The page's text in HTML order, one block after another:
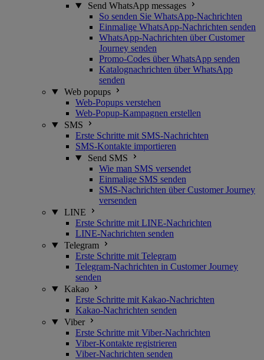
Send WhatsApp messages
So senden Sie WhatsApp-Nachrichten
Einmalige WhatsApp-Nachrichten senden
WhatsApp-Nachrichten über Customer
Journey senden
Promo-Codes über WhatsApp senden
Katalognachrichten über WhatsApp
senden
Web popups
Web-Popups verstehen
Web-Popup-Kampagnen erstellen
SMS
Erste Schritte mit SMS-Nachrichten
SMS-Kontakte importieren
Send SMS
Wie man SMS versendet
Einmalige SMS senden
SMS-Nachrichten über Customer Journey
versenden
LINE
Erste Schritte mit LINE-Nachrichten
LINE-Nachrichten senden
Telegram
Erste Schritte mit Telegram
Telegram-Nachrichten in Customer Journey
senden
Kakao
Erste Schritte mit Kakao-Nachrichten
Kakao-Nachrichten senden
Viber
Erste Schritte mit Viber-Nachrichten
Viber-Kontakte registrieren
Viber-Nachrichten senden